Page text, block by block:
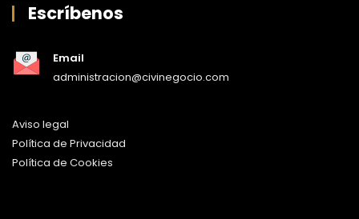
Escríbenos
Email
administracion@civinegocio.com
Aviso legal
Política de Privacidad
Política de Cookies